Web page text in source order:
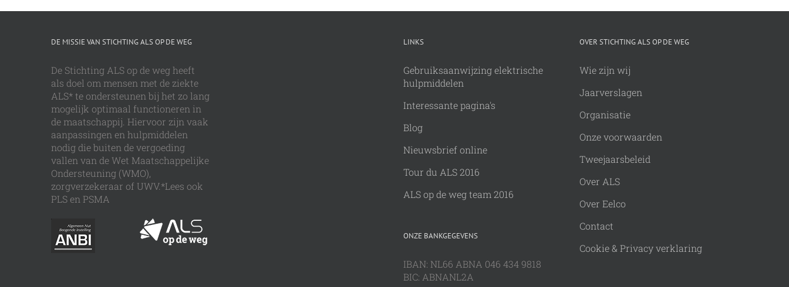
DE MISSIE VAN STICHTING ALS OP DE WEG
De Stichting ALS op de weg heeft
als doel om mensen met de ziekte
ALS* te ondersteunen bij het zo lang
mogelijk optimaal functioneren in
de maatschappij. Hiervoor zijn vaak
aanpassingen en hulpmiddelen
nodig die buiten de vergoeding
vallen van de Wet Maatschappelijke
Ondersteuning (WMO),
zorgverzekeraar of UWV.*Lees ook
PLS en PSMA
LINKS
Gebruiksaanwijzing elektrische
hulpmiddelen
Interessante pagina's
Blog
Nieuwsbrief online
Tour du ALS 2016
ALS op de weg team 2016
ONZE BANKGEGEVENS
IBAN: NL66 ABNA 046 434 9818
BIC: ABNANL2A
OVER STICHTING ALS OP DE WEG
Wie zijn wij
Jaarverslagen
Organisatie
Onze voorwaarden
Tweejaarsbeleid
Over ALS
Over Eelco
Contact
Cookie & Privacy verklaring